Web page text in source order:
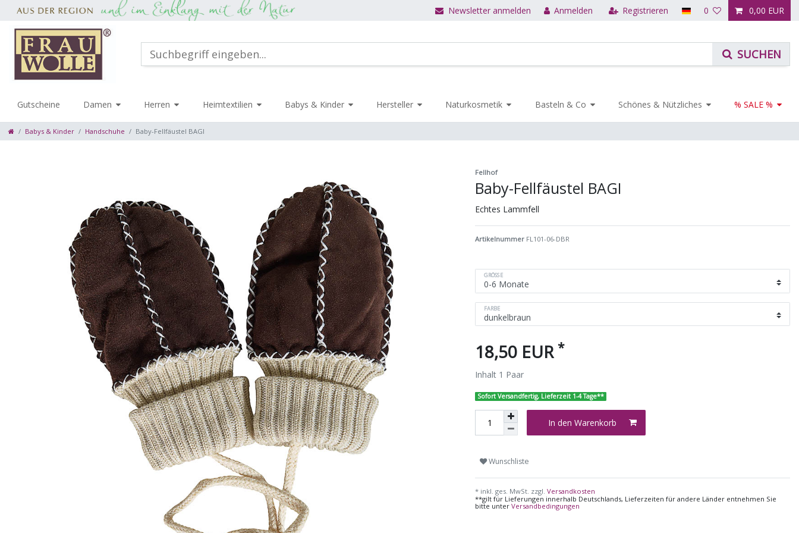
Newsletter anmelden Anmelden Registrieren 0 0,00 EUR
Gutscheine Damen Herren Heimtextilien Babys & Kinder Hersteller Naturkosmetik Basteln & Co Schönes & Nützliches % SALE %
Babys & Kinder Handschuhe Baby-Fellfäustel BAGI
Fellhof
Baby-Fellfäustel BAGI
Echtes Lammfell
Artikelnummer FL101-06-DBR
GRÖSSE
FARBE
18,50 EUR *
Inhalt 1 Paar
Sofort Versandfertig, Lieferzeit 1-4 Tage**
In den Warenkorb
Wunschliste
* inkl. ges. MwSt. zzgl. Versandkosten
**gilt für Lieferungen innerhalb Deutschlands, Lieferzeiten für andere Länder entnehmen Sie
bitte unter Versandbedingungen